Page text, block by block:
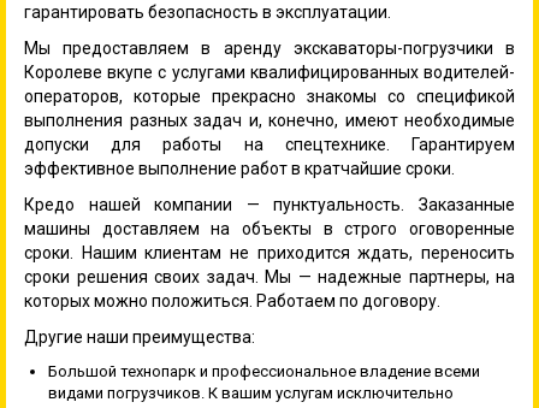
гарантировать безопасность в эксплуатации.
Мы предоставляем в аренду экскаваторы-погрузчики в
Королеве вкупе с услугами квалифицированных водителей-
операторов, которые прекрасно знакомы со спецификой
выполнения разных задач и, конечно, имеют необходимые
допуски для работы на спецтехнике. Гарантируем
эффективное выполнение работ в кратчайшие сроки.
Кредо нашей компании — пунктуальность. Заказанные
машины доставляем на объекты в строго оговоренные
сроки. Нашим клиентам не приходится ждать, переносить
сроки решения своих задач. Мы — надежные партнеры, на
которых можно положиться. Работаем по договору.
Другие наши преимущества:
Большой технопарк и профессиональное владение всеми
видами погрузчиков. К вашим услугам исключительно